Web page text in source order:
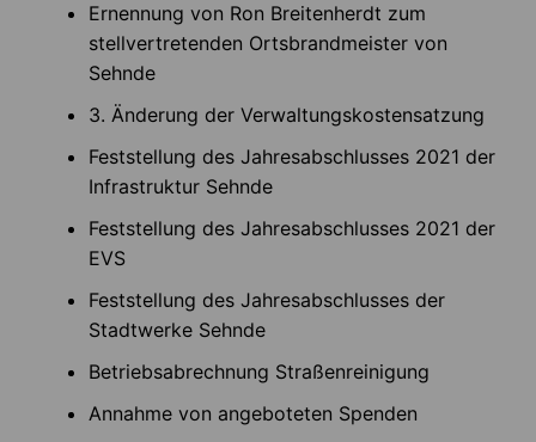
Ernennung von Ron Breitenherdt zum
stellvertretenden Ortsbrandmeister von
Sehnde
3. Änderung der Verwaltungskostensatzung
Feststellung des Jahresabschlusses 2021 der
Infrastruktur Sehnde
Feststellung des Jahresabschlusses 2021 der
EVS
Feststellung des Jahresabschlusses der
Stadtwerke Sehnde
Betriebsabrechnung Straßenreinigung
Annahme von angeboteten Spenden